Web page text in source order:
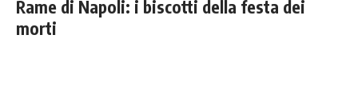
Rame di Napoli: i biscotti della festa dei
morti